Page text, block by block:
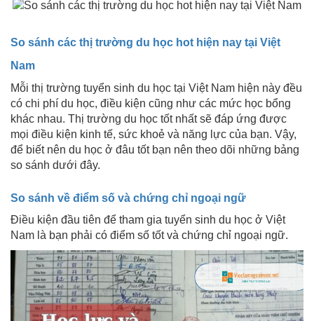
So sánh các thị trường du học hot hiện nay tại Việt
Nam
Mỗi thị trường tuyển sinh du học tại Việt Nam hiện này đều
có chi phí du học, điều kiện cũng như các mức học bổng
khác nhau. Thị trường du học tốt nhất sẽ đáp ứng được
mọi điều kiện kinh tế, sức khoẻ và năng lực của bạn. Vậy,
để biết nên du học ở đâu tốt bạn nên theo dõi những bảng
so sánh dưới đây.
So sánh về điểm số và chứng chỉ ngoại ngữ
Điều kiện đầu tiên để tham gia tuyển sinh du học ở Việt
Nam là bạn phải có điểm số tốt và chứng chỉ ngoại ngữ.